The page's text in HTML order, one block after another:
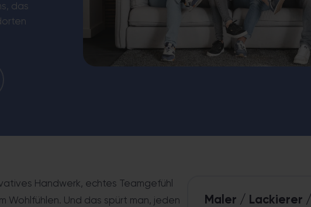
das
Handwerk, echtes Teamgefühl
Wohlfühlen. Und das spürt man, jeden
Maler / Lackierer /
Haltegriffe, förderfähig.
WC-Sanierung